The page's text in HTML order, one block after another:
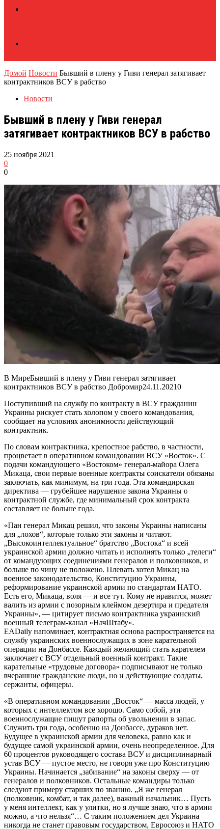
Домой Новости Бывший в плену у Гиви генерал затягивает
контрактников ВСУ в рабство
Новости
Бывший в плену у Гиви генерал
затягивает контрактников ВСУ в рабство
25 ноября 2021
0
0
В МиреБывший в плену у Гиви генерал затягивает
контрактников ВСУ в рабство Добромир24.11.20210
Поступивший на службу по контракту в ВСУ гражданин
Украины рискует стать холопом у своего командования,
сообщает на условиях анонимности действующий
контрактник.
По словам контрактника, крепостное рабство, в частности,
процветает в оперативном командовании ВСУ «Восток». С
подачи командующего «Востоком» генерал-майора Олега
Микаца, свои первые военные контракты соискатели обязаны
заключать, как минимум, на три года. Эта командирская
директива — грубейшее нарушение закона Украины о
контрактной службе, где минимальный срок контракта
составляет не больше года.
«Пан генерал Микац решил, что законы Украины написаны
для „лохов“, которые только эти законы и читают.
„Высокоинтеллектуальное“ братство „Востока“ и всей
украинской армии должно читать и исполнять только „телеги“
от командующих соединениями генералов и полковников, и
больше по чину не положено. Плевать хотел Микац на
военное законодательство, Конституцию Украины,
реформирование украинской армии по стандартам НАТО.
Есть его, Микаца, воля — и все тут. Кому не нравится, может
валить из армии с позорным клеймом дезертира и предателя
Украины», — цитирует письмо контрактника украинский
военный телеграм-канал «НачШтабу».
EADaily напоминает, контрактная основа распространяется на
службу украинских военнослужащих в зоне карательной
операции на Донбассе. Каждый желающий стать карателем
заключает с ВСУ отдельный военный контракт. Такие
карательные «трудовые договора» подписывают не только
вчерашние гражданские люди, но и действующие солдаты,
сержанты, офицеры.
«В оперативном командовании „Восток“ — масса людей, у
которых с интеллектом все хорошо. Само собой, эти
военнослужащие пишут рапорты об увольнении в запас.
Служить три года, особенно на Донбассе, дураков нет.
Будущее в украинской армии для человека, равно как и
будущее самой украинской армии, очень неопределенное. Для
60 процентов руководящего состава ВСУ и дисциплинарный
устав ВСУ — пустое место, не говоря уже про Конституцию
Украины. Начинается „забивание“ на законы сверху — от
генералов и полковников. Остальные командиры только
следуют примеру старших по званию. „Я же генерал
(полковник, комбат, и так далее), важный начальник… Пусть
у меня интеллект, как у улитки, но я лучше знаю, что в армии
можно, а что нельзя“… С таким положением дел Украина
никогда не станет правовым государством, Евросоюз и НАТО